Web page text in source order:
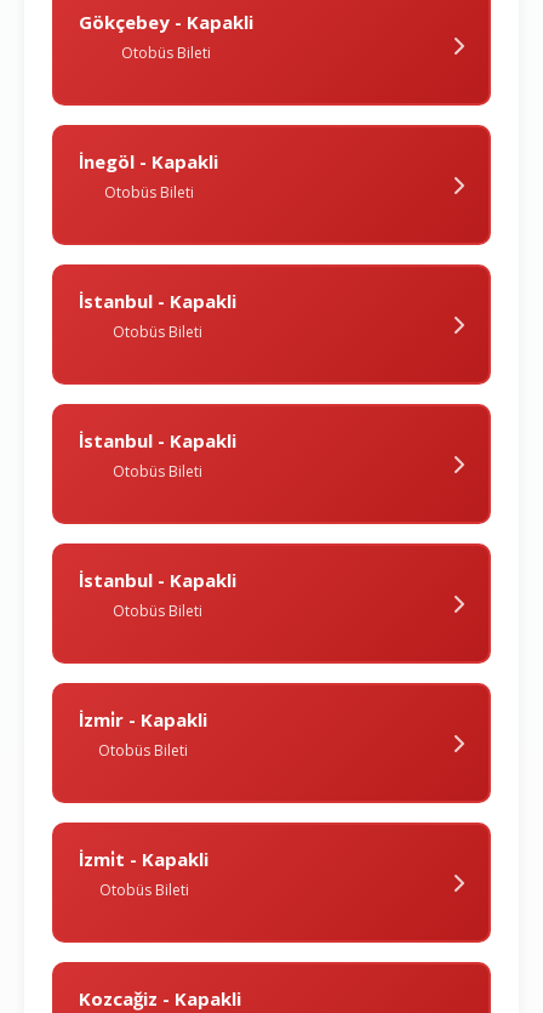
Gökçebey - Kapakli
Otobüs Bileti
İnegöl - Kapakli
Otobüs Bileti
İstanbul - Kapakli
Otobüs Bileti
İstanbul - Kapakli
Otobüs Bileti
İstanbul - Kapakli
Otobüs Bileti
İzmi̇r - Kapakli
Otobüs Bileti
İzmi̇t - Kapakli
Otobüs Bileti
Kozcağiz - Kapakli